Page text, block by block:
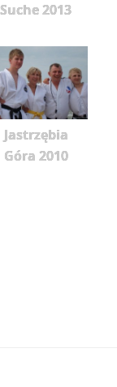
Suche 2013
Jastrzębia
Góra 2010